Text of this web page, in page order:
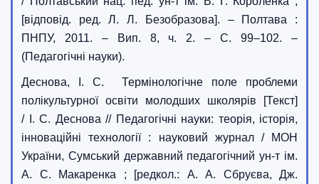
[відповід. ред. Л. Л. Безобразова]. – Полтава :
ПНПУ, 2011. – Вип. 8, ч. 2. – С. 99–102. –
(Педагогічні науки).
Деснова, І. С. Термінологічне поле проблеми
полікультурної освіти молодших школярів [Текст]
/ І. С. Деснова // Педагогічні науки: теорія, історія,
інноваційні технології : науковий журнал / МОН
України, Сумський державний педагогічний ун-т ім.
А. С. Макаренка ; [редкол.: А. А. Сбруєва, Дж.